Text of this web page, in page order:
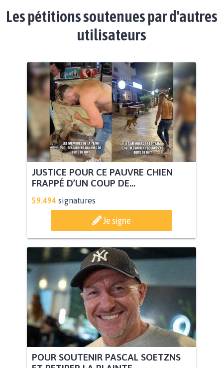
Les pétitions soutenues par d'autres
utilisateurs
JUSTICE POUR CE PAUVRE CHIEN
FRAPPÉ D’UN COUP DE...
59.494 signatures
Je signe
POUR SOUTENIR PASCAL SOETZNS